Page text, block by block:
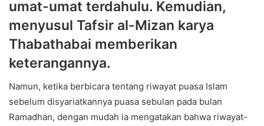
umat-umat terdahulu. Kemudian,
menyusul Tafsir al-Mizan karya
Thabathabai memberikan
keterangannya.
Namun, ketika berbicara tentang riwayat puasa Islam
sebelum disyariatkannya puasa sebulan pada bulan
Ramadhan, dengan mudah ia mengatakan bahwa riwayat-